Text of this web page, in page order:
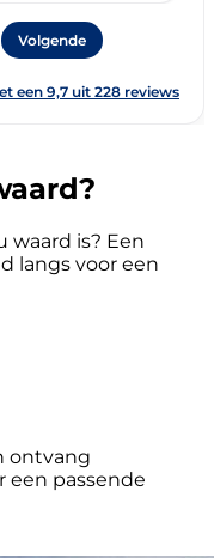
is? Een
langs voor een
ontvang
een passende